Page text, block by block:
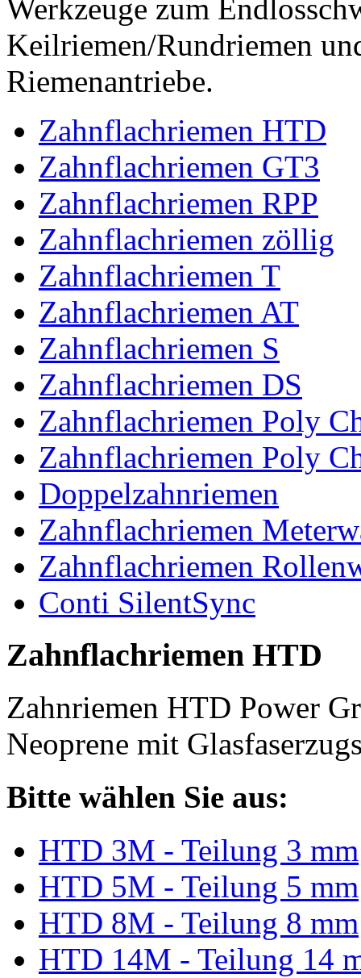
Werkzeuge zum
Keilriemen/Rundriemen
Riemenantriebe.
Zahnflachriemen HTD
Zahnflachriemen GT3
Zahnflachriemen RPP
Zahnflachriemen zöllig
Zahnflachriemen T
Zahnflachriemen AT
Zahnflachriemen S
Zahnflachriemen DS
Zahnflachriemen Poly
Zahnflachriemen Poly
Doppelzahnriemen
Zahnflachriemen
Zahnflachriemen
Conti SilentSync
Zahnflachriemen HTD
Zahnriemen HTD Power
Neoprene mit
Bitte wählen Sie aus:
HTD 3M - Teilung 3 mm
HTD 5M - Teilung 5 mm
HTD 8M - Teilung 8 mm
HTD 14M - Teilung 14